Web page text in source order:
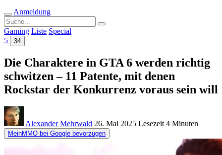
Anmeldung
Suche
nach:
Gaming Liste Special
5
34
Die Charaktere in GTA 6 werden richtig
schwitzen – 11 Patente, mit denen
Rockstar der Konkurrenz voraus sein will
Alexander Mehrwald 26. Mai 2025 Lesezeit 4 Minuten
MeinMMO bei Google bevorzugen